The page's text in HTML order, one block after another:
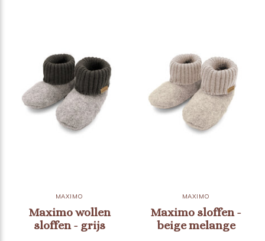
MAXIMO
Maximo wollen
sloffen - grijs
MAXIMO
Maximo sloffen -
beige melange